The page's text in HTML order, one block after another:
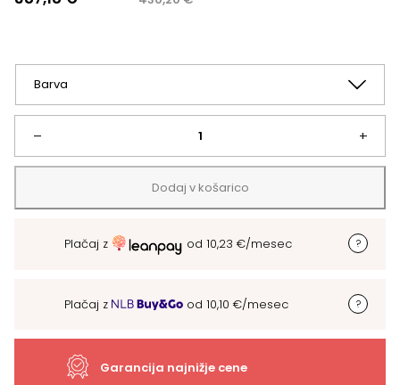
bila:
430,20 €.
387,18 €.
–
Dvižna
Pisarniška
miza
+
Dodaj v košarico
Plačaj z od 10,23 €/mesec
Plačaj z od 10,10 €/mesec
Garancija najnižje cene